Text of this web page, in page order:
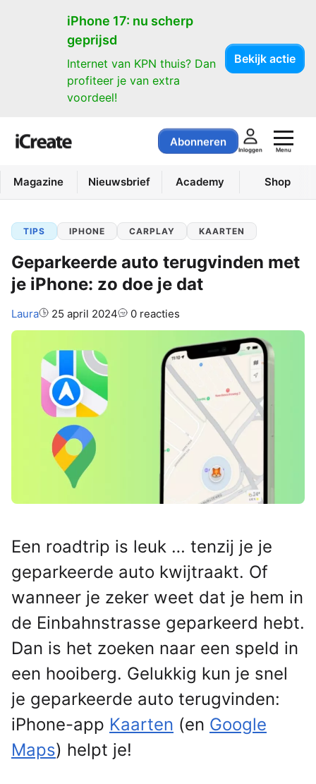
iPhone 17: nu scherp
geprijsd
Internet van KPN thuis? Dan
profiteer je van extra
voordeel!
Bekijk actie
Abonneren
Inloggen Menu
Magazine Nieuwsbrief Academy Shop
TIPS IPHONE CARPLAY KAARTEN
Geparkeerde auto terugvinden met
je iPhone: zo doe je dat
Auteur:
Laura 25 april 2024 0 reacties
Een roadtrip is leuk … tenzij je je
geparkeerde auto kwijtraakt. Of
wanneer je zeker weet dat je hem in
de Einbahnstrasse geparkeerd hebt.
Dan is het zoeken naar een speld in
een hooiberg. Gelukkig kun je snel
je geparkeerde auto terugvinden:
iPhone-app Kaarten (en Google
Maps) helpt je!